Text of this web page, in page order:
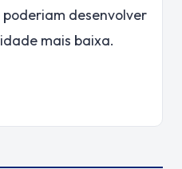
desenvolver
mais baixa.